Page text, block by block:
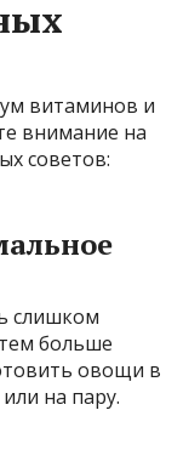
витаминов и
внимание на
советов:
слишком
больше
овощи в
на пару.